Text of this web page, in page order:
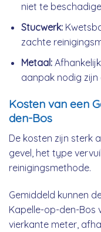
niet te
Stucwerk:
zachte
Metaal:
aanpak nodig
Kosten van een
den-Bos
De kosten zijn sterk
gevel, het type
reinigingsmethode.
Gemiddeld kunnen
Kapelle-op-den-Bos
vierkante meter,